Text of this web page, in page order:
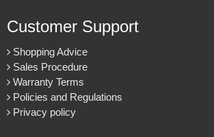
About us
About EuroStone
Vision & Mission
Contact us